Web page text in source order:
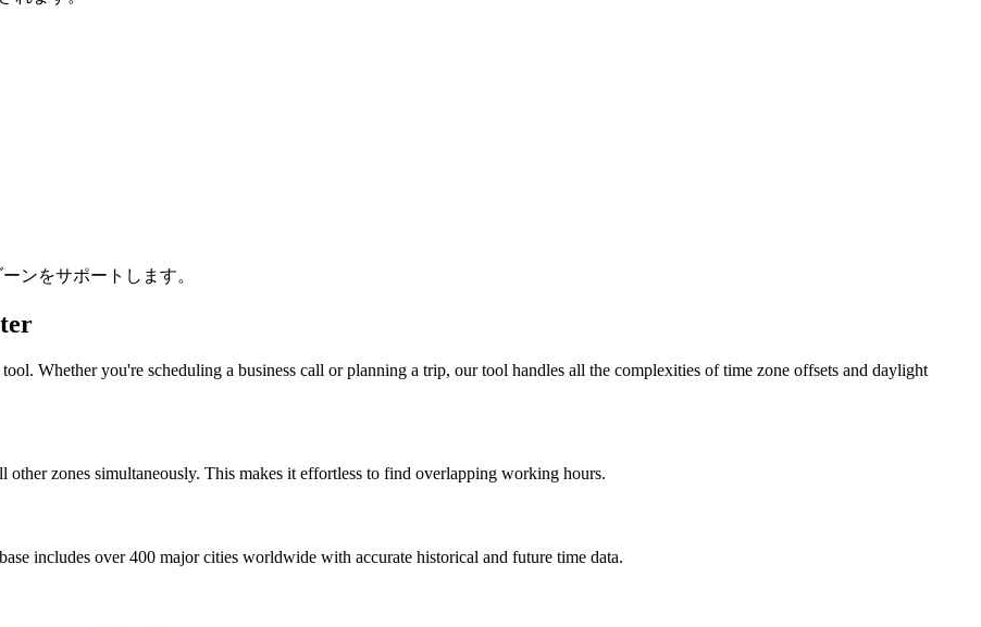
ンをサポートします。
Whether you're scheduling a business call or planning a trip, our tool handles all the complexities of time zone offsets and daylight
zones simultaneously. This makes it effortless to find overlapping working hours.
includes over 400 major cities worldwide with accurate historical and future time data.